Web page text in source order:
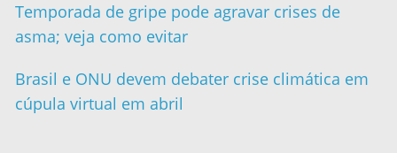
Temporada de gripe pode agravar crises de
asma; veja como evitar
Brasil e ONU devem debater crise climática em
cúpula virtual em abril